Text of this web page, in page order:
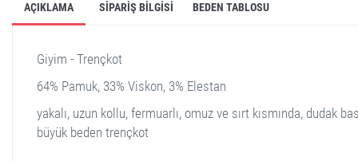
AÇIKLAMA SIPARIŞ BILGISI BEDEN TABLOSU
Giyim - Trençkot
64% Pamuk, 33% Viskon, 3% Elestan
yakalı, uzun kollu, fermuarlı, omuz ve sırt kısmında, dudak
büyük beden trençkot